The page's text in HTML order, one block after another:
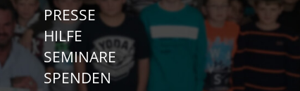
PRESSE
HILFE
SEMINARE
SPENDEN